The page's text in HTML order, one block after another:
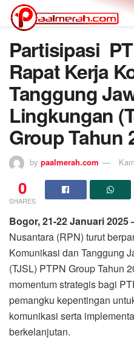
Partisipasi
Rapat Kerja
Tanggung
Lingkungan
Group Tahun
by paalmerah.com
0
SHARES
Bogor, 21-22 Januari 2025
Nusantara (RPN) turut
Komunikasi dan Tanggung
(TJSL) PTPN Group Tahun
momentum strategis bagi
pemangku kepentingan
komunikasi serta
berkelanjutan.